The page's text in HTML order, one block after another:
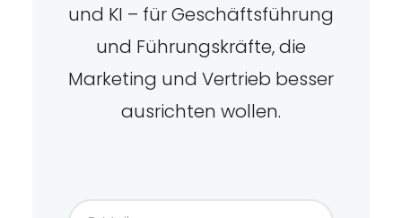
und KI – für Geschäftsführung
und Führungskräfte, die
Marketing und Vertrieb besser
ausrichten wollen.